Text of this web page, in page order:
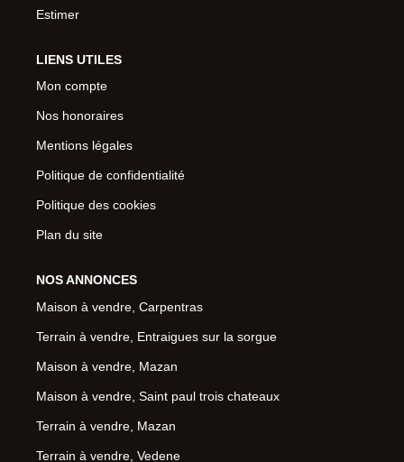
Estimer
LIENS UTILES
Mon compte
Nos honoraires
Mentions légales
Politique de confidentialité
Politique des cookies
Plan du site
NOS ANNONCES
Maison à vendre, Carpentras
Terrain à vendre, Entraigues sur la sorgue
Maison à vendre, Mazan
Maison à vendre, Saint paul trois chateaux
Terrain à vendre, Mazan
Terrain à vendre, Vedene